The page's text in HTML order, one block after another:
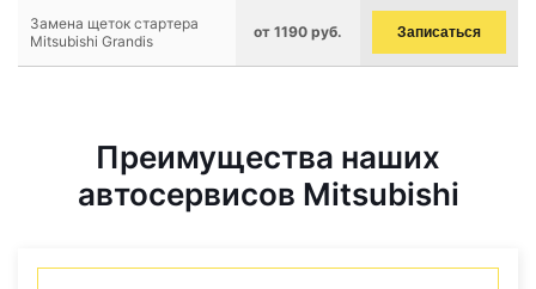
Замена щеток стартера
Mitsubishi Grandis
от 1190 руб. Записаться
Преимущества наших
автосервисов Mitsubishi